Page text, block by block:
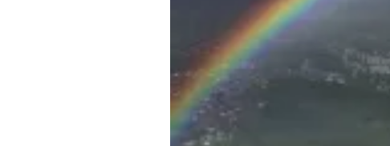
агентств Алтайского края
Обращения граждан
Противодействие коррупции